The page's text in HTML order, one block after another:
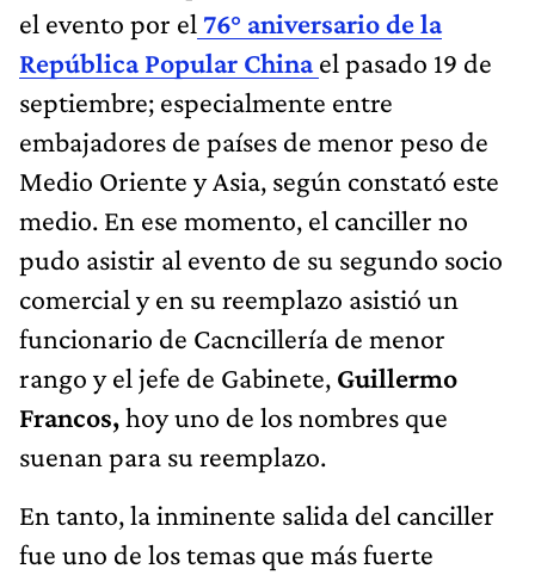
el evento por el 76° aniversario de la
República Popular Chinael pasado 19 de
septiembre; especialmente entre
embajadores de países de menor peso de
Medio Oriente y Asia, según constató este
medio. En ese momento, el canciller no
pudo asistir al evento de su segundo socio
comercial y en su reemplazo asistió un
funcionario de Cacncillería de menor
rango y el jefe de Gabinete, Guillermo
Francos,hoy uno de los nombres que
suenan para su reemplazo.
En tanto, la inminente salida del canciller
fue uno de los temas que más fuerte